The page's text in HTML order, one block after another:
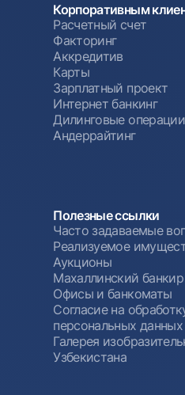
Корпоративным
Расчетный счет
Факторинг
Аккредитив
Карты
Зарплатный проект
Интернет банкинг
Дилинговые операции
Андеррайтинг
Полезные ссылки
Часто задаваемые
Реализуемое
Аукционы
Махаллинский банкир
Офисы и банкоматы
Согласие на
персональных данных
Галерея
Узбекистана